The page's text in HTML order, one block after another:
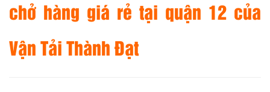
chở hàng giá rẻ tại quận 12 của
Vận Tải Thành Đạt